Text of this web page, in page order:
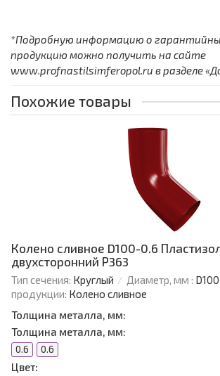
*Подробную информацию о
продукцию можно получить на сайте
www.profnastilsimferopol.ru в разделе
Похожие товары
Колено сливное D100-0.6
двухсторонний Р363
Тип сечения: Круглый Диаметр, мм : D100
продукции: Колено сливное
Толщина металла, мм:
Толщина металла, мм:
0.6 0.6
Цвет: